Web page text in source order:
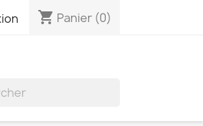
shopping_cart Panier (0)